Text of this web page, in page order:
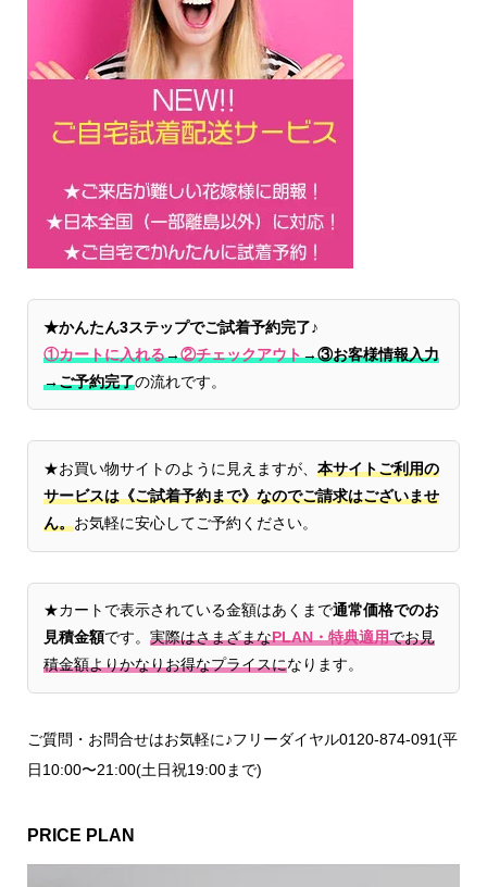
★かんたん3ステップでご試着予約完了♪
①カートに入れる→②チェックアウト→③お客様情報入力
→ご予約完了の流れです。
★お買い物サイトのように見えますが、 本サイトご利用の
サービスは《ご試着予約まで》なのでご請求はございませ
ん。お気軽に安心してご予約ください。
★カートで表示されている金額はあくまで通常価格でのお
見積金額です。 実際はさまざまなPLAN・特典適用でお見
積金額よりかなりお得なプライスになります。
ご質問・お問合せはお気軽に♪フリーダイヤル0120-874-091(平
日10:00〜21:00(土日祝19:00まで)
PRICE PLAN